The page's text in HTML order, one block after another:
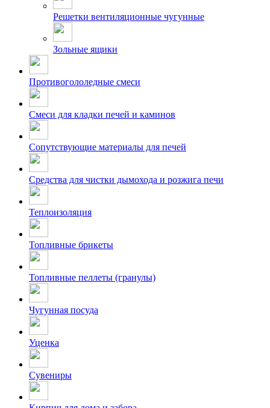
Решетки вентиляционные чугунные
Зольные ящики
Противогололедные смеси
Смеси для кладки печей и каминов
Сопутствующие материалы для печей
Средства для чистки дымохода и розжига печи
Теплоизоляция
Топливные брикеты
Топливные пеллеты (гранулы)
Чугунная посуда
Уценка
Сувениры